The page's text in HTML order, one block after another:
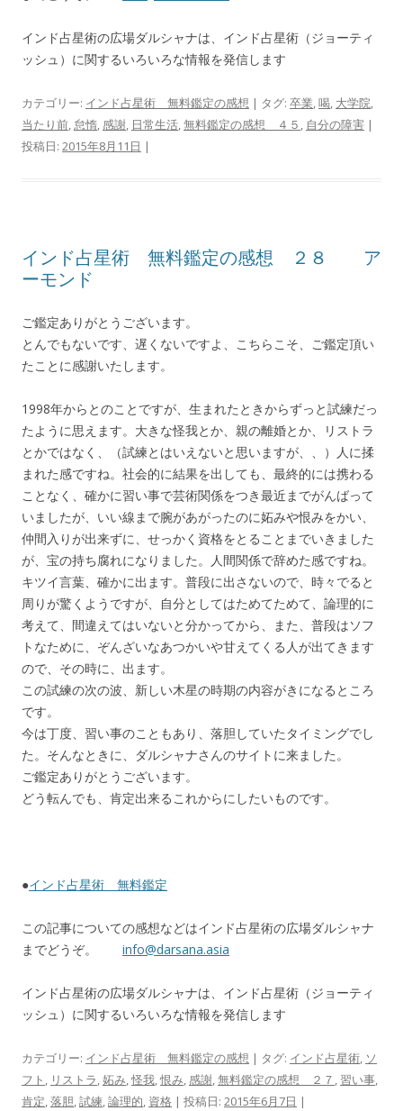
インド占星術の広場ダルシャナは、インド占星術（ジョーティ
ッシュ）に関するいろいろな情報を発信します
カテゴリー: インド占星術 無料鑑定の感想 | タグ: 卒業,喝, 大学院,
当たり前,怠惰, 感謝, 日常生活,無料鑑定の感想 ４５ , 自分の障害 |
投稿日: 2015年8月11日 |
インド占星術 無料鑑定の感想 ２８ ア
ーモンド
ご鑑定ありがとうございます。
とんでもないです、遅くないですよ、こちらこそ、ご鑑定頂い
たことに感謝いたします。
1998年からとのことですが、生まれたときからずっと試練だっ
たように思えます。大きな怪我とか、親の離婚とか、リストラ
とかではなく、（試練とはいえないと思いますが、、）人に揉
まれた感ですね。社会的に結果を出しても、最終的には携わる
ことなく、確かに習い事で芸術関係をつき最近までがんばって
いましたが、いい線まで腕があがったのに妬みや恨みをかい、
仲間入りが出来ずに、せっかく資格をとることまでいきました
が、宝の持ち腐れになりました。人間関係で辞めた感ですね。
キツイ言葉、確かに出ます。普段に出さないので、時々でると
周りが驚くようですが、自分としてはためてためて、論理的に
考えて、間違えてはいないと分かってから、また、普段はソフ
トなために、ぞんざいなあつかいや甘えてくる人が出てきます
ので、その時に、出ます。
この試練の次の波、新しい木星の時期の内容がきになるところ
です。
今は丁度、習い事のこともあり、落胆していたタイミングでし
た。そんなときに、ダルシャナさんのサイトに来ました。
ご鑑定ありがとうございます。
どう転んでも、肯定出来るこれからにしたいものです。
●インド占星術 無料鑑定
この記事についての感想などはインド占星術の広場ダルシャナ
までどうぞ。 info@darsana.asia
インド占星術の広場ダルシャナは、インド占星術（ジョーティ
ッシュ）に関するいろいろな情報を発信します
カテゴリー: インド占星術 無料鑑定の感想 | タグ: インド占星術, ソ
フト , リストラ,妬み,怪我,恨み, 感謝,無料鑑定の感想 ２７ , 習い事,
肯定,落胆,試練,論理的, 資格 | 投稿日: 2015年6月7日 |